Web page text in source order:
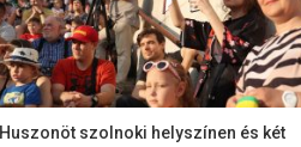
Huszonöt szolnoki helyszínen és két